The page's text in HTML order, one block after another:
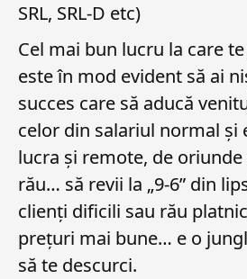
SRL, SRL-D etc)
Cel mai bun lucru la care
este în mod evident să ai
succes care să aducă
celor din salariul normal și
lucra și remote, de
rău… să revii la „9-6” din
clienți dificili sau rău
prețuri mai bune… e o
să te descurci.